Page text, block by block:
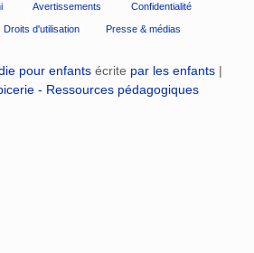
Avertissements Confidentialité
Droits d'utilisation Presse & médias
pour enfants écrite par les enfants |
- Ressources pédagogiques